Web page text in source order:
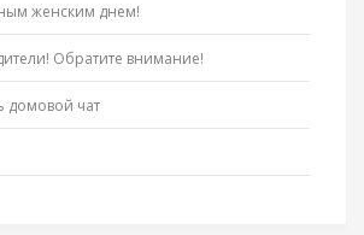
женским днем!
Обратите внимание!
домовой чат